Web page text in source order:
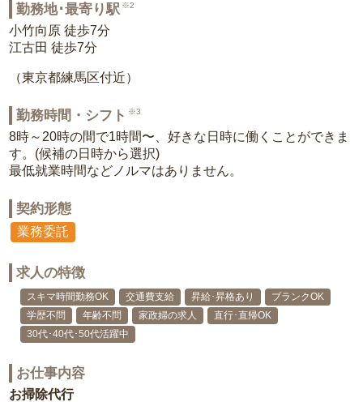
勤務地･最寄り駅 ※2
小竹向原 徒歩7分
江古田 徒歩7分
（東京都練馬区付近）
勤務時間・シフト ※3
8時～20時の間で1時間〜、好きな日時に働くことができま
す。(候補の日時から選択)
最低就業時間などノルマはありません。
契約形態
業務委託
求人の特徴
スキマ時間勤務OK 交通費支給 昇給･昇格あり
ブランクOK
学歴不問
年齢不問 家政婦の求人
直行･直帰OK
30代･40代･50代活躍中
お仕事内容
お掃除代行